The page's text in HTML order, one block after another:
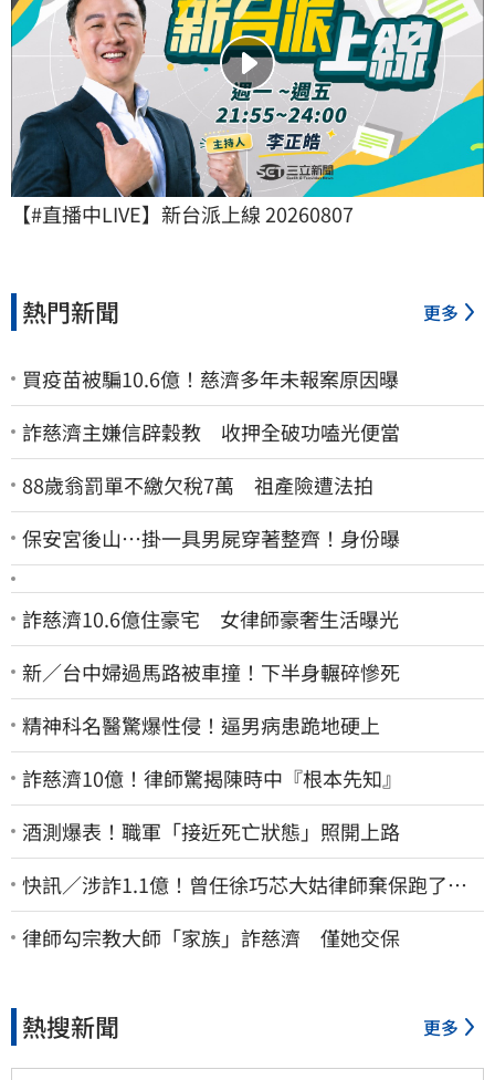
【#直播中LIVE】新台派上線 20260807
熱門新聞 更多
買疫苗被騙10.6億！慈濟多年未報案原因曝
詐慈濟主嫌信辟穀教 收押全破功嗑光便當
88歲翁罰單不繳欠稅7萬 祖產險遭法拍
保安宮後山…掛一具男屍穿著整齊！身份曝
詐慈濟10.6億住豪宅 女律師豪奢生活曝光
新／台中婦過馬路被車撞！下半身輾碎慘死
精神科名醫驚爆性侵！逼男病患跪地硬上
詐慈濟10億！律師驚揭陳時中『根本先知』
酒測爆表！職軍「接近死亡狀態」照開上路
快訊／涉詐1.1億！曾任徐巧芯大姑律師棄保跑了…
媽也離境 桃檢發通緝
律師勾宗教大師「家族」詐慈濟 僅她交保
熱搜新聞 更多